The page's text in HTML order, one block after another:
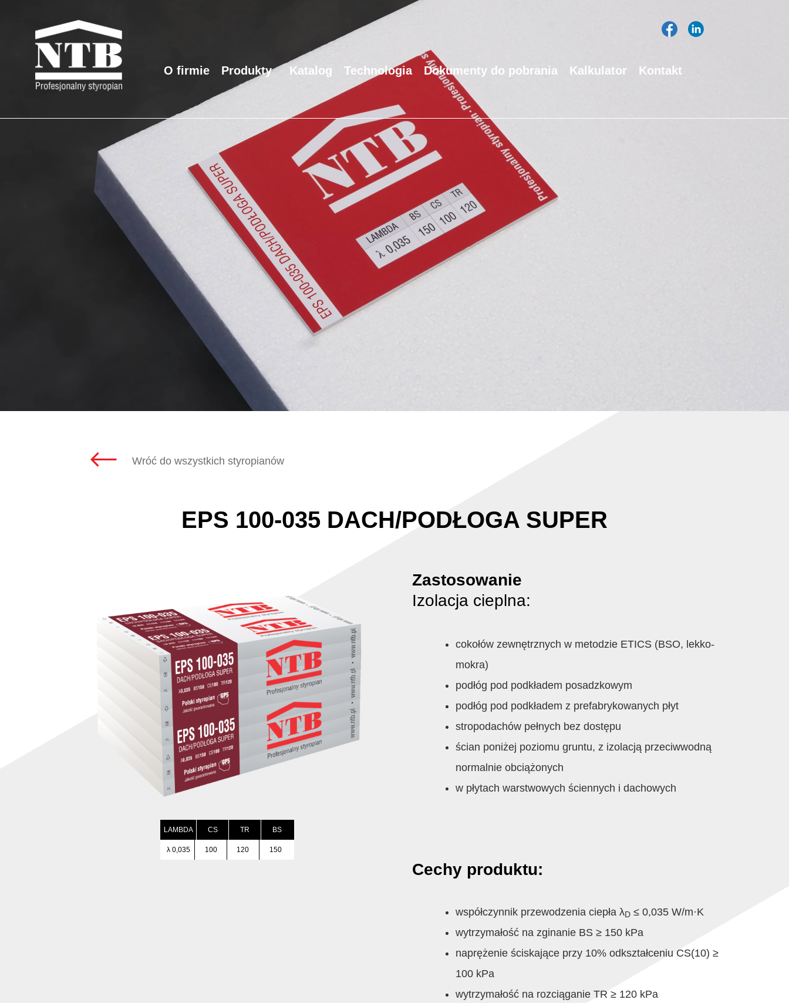
O firmie Produkty Katalog Technologia Dokumenty do pobrania Kalkulator Kontakt
Wróć do wszystkich styropianów
EPS 100-035 DACH/PODŁOGA SUPER
Zastosowanie
Izolacja cieplna:
cokołów zewnętrznych w metodzie ETICS (BSO, lekko-
mokra)
podłóg pod podkładem posadzkowym
podłóg pod podkładem z prefabrykowanych płyt
stropodachów pełnych bez dostępu
ścian poniżej poziomu gruntu, z izolacją przeciwwodną
normalnie obciążonych
w płytach warstwowych ściennych i dachowych
LAMBDA CS TR BS
λ 0,035 100 120 150
Cechy produktu:
współczynnik przewodzenia ciepła λD ≤ 0,035 W/m·K
wytrzymałość na zginanie BS ≥ 150 kPa
naprężenie ściskające przy 10% odkształceniu CS(10) ≥
100 kPa
wytrzymałość na rozciąganie TR ≥ 120 kPa